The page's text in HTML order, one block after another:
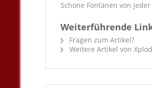
Schöne Fontänen von
Weiterführende
Fragen zum Artikel?
Weitere Artikel von